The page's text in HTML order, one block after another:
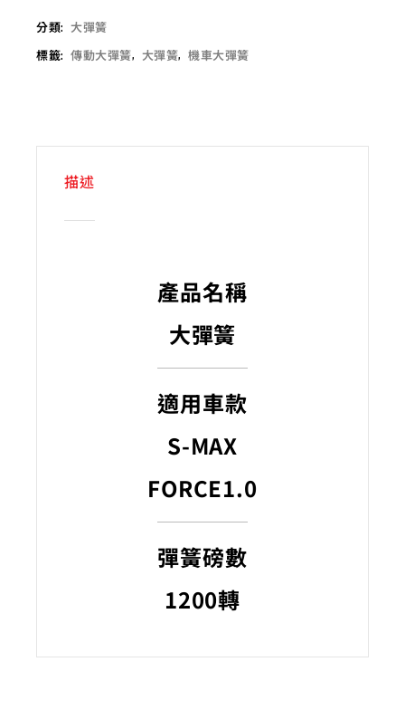
分類: 大彈簧
標籤: 傳動大彈簧, 大彈簧, 機車大彈簧
描述
產品名稱
大彈簧
適用車款
S-MAX
FORCE1.0
彈簧磅數
1200轉